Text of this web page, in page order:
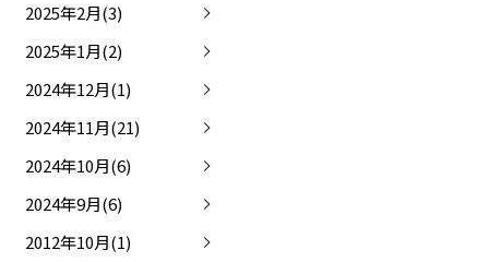
2025年2月(3)
2025年1月(2)
2024年12月(1)
2024年11月(21)
2024年10月(6)
2024年9月(6)
2012年10月(1)